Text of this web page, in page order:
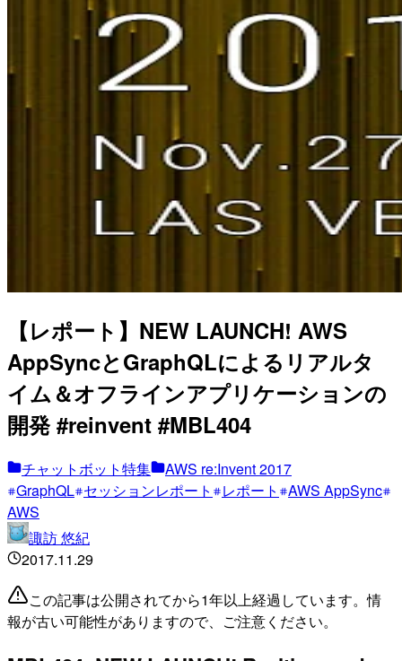
【レポート】NEW LAUNCH! AWS
AppSyncとGraphQLによるリアルタ
イム＆オフラインアプリケーションの
開発 #reinvent #MBL404
チャットボット特集
AWS re:Invent 2017
GraphQL セッションレポート レポート
AWS AppSync
AWS
諏訪 悠紀
2017.11.29
この記事は公開されてから1年以上経過しています。情
報が古い可能性がありますので、ご注意ください。